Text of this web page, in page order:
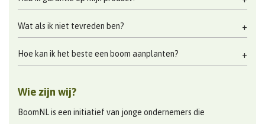
Wat als ik niet tevreden ben?
Hoe kan ik het beste een boom aanplanten?
Wie zijn wij?
BoomNL is een initiatief van jonge ondernemers die